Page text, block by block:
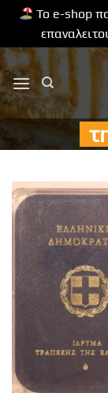
Το e-shop
Μετάβαση
στο
περιεχόμενο